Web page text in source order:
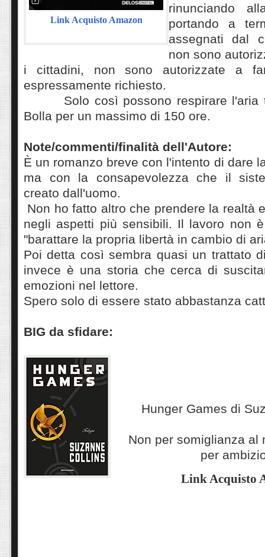
Link Acquisto Amazon
rinunciando
portando a
assegnati dal
non sono
i cittadini, non sono autorizzate a
espressamente
Solo così possono respirare l'aria
Bolla per un massimo di 150 ore.
Note/commenti/finalità dell'Autore:
È un romanzo breve con l'intento di dare
ma con la consapevolezza che il
creato dall'uomo.
Non ho fatto altro che prendere la realtà
negli aspetti più sensibili. Il lavoro non
"barattare la propria libertà in cambio di
Poi detta così sembra quasi un trattato
invece è una storia che cerca di
emozioni nel lettore.
Spero solo di essere stato abbastanza
BIG da sfidare:
Hunger Games di
Non per somiglianza al
per
Link Acquisto